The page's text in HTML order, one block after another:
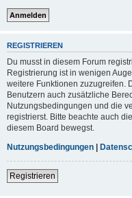
REGISTRIEREN
Du musst in diesem Forum
Registrierung ist in wenigen
weitere Funktionen zuzugreifen.
Benutzern auch zusätzliche
Nutzungsbedingungen und die
registrierst. Bitte beachte auch
diesem Board bewegst.
Nutzungsbedingungen |
Registrieren